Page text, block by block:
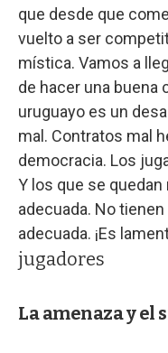
que desde que
vuelto a ser
mística. Vamos a
de hacer una buena
uruguayo es un
mal. Contratos mal
democracia. Los
Y los que se
adecuada. No
adecuada. ¡Es
jugadores
La amenaza y el